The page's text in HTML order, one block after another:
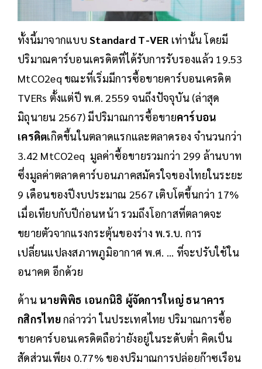
ทั้งนี้มาจากแบบ Standard T-VER เท่านั้น โดยมี
ปริมาณคาร์บอนเครดิตที่ได้รับการรับรองแล้ว 19.53
MtCO2eq ขณะที่เริ่มมีการซื้อขายคาร์บอนเครดิต
TVERs ตั้งแต่ปี พ.ศ. 2559 จนถึงปัจจุบัน (ล่าสุด
มิถุนายน 2567) มีปริมาณการซื้อขายคาร์บอน
เครดิตเกิดขึ้นในตลาดแรกและตลาดรอง จำนวนกว่า
3.42 MtCO2eq มูลค่าซื้อขายรวมกว่า 299 ล้านบาท
ซึ่งมูลค่าตลาดคาร์บอนภาคสมัครใจของไทยในระยะ
9 เดือนของปีงบประมาณ 2567 เติบโตขึ้นกว่า 17%
เมื่อเทียบกับปีก่อนหน้า รวมถึงโอกาสที่ตลาดจะ
ขยายตัวจากแรงกระตุ้นของร่าง พ.ร.บ. การ
เปลี่ยนแปลงสภาพภูมิอากาศ พ.ศ. ... ที่จะปรับใช้ใน
อนาคต อีกด้วย
ด้าน นายพิพิธ เอนกนิธิ ผู้จัดการใหญ่ ธนาคาร
กสิกรไทยกล่าวว่า ในประเทศไทย ปริมาณการซื้อ
ขายคาร์บอนเครดิตถือว่ายังอยู่ในระดับต่ำ คิดเป็น
สัดส่วนเพียง 0.77% ของปริมาณการปล่อยก๊าซเรือน